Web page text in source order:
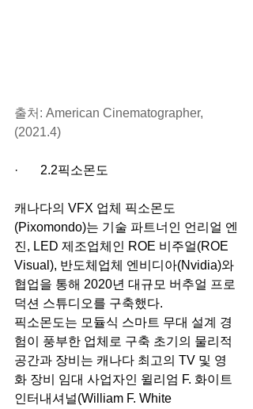
출처: American Cinematographer,
(2021.4)
·       2.2픽소몬도
캐나다의 VFX 업체 픽소몬도
(Pixomondo)는 기술 파트너인 언리얼 엔
진, LED 제조업체인 ROE 비주얼(ROE
Visual), 반도체업체 엔비디아(Nvidia)와
협업을 통해 2020년 대규모 버추얼 프로
덕션 스튜디오를 구축했다.
픽소몬도는 모듈식 스마트 무대 설계 경
험이 풍부한 업체로 구축 초기의 물리적
공간과 장비는 캐나다 최고의 TV 및 영
화 장비 임대 사업자인 윌리엄 F. 화이트
인터내셔널(William F. White